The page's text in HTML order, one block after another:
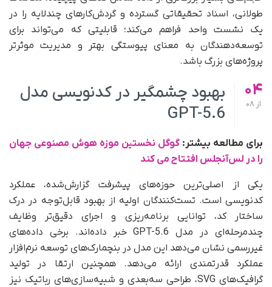
طولانی، اسناد تحقیقاتی گسترده و گردش‌کارهای چندلایه را در
یک نشست واحد فراهم می‌کند؛ قابلیتی که می‌تواند برای
توسعه‌دهندگان به معنای پیوستگی بهتر و مدیریت موثرتر
پروژه‌های بزرگ باشد.
04
از
بهبود چشمگیر در کدنویسی مدل
GPT-5.6
برای مطالعه بیشتر: گوگل نخستین موزه هوش مصنوعی جهان
را در لس‌آنجلس افتتاح می‌ کند
یکی از اصلی‌ترین حوزه‌های پیشرفت گزارش‌شده، عملکرد
کدنویسی است. تست‌کنندگان اولیه از بهبود قابل‌توجه در درک
ساختار کد، توانایی برنامه‌ریزی و اجرای دقیق‌تر وظایف
چندمرحله‌ای در مدل GPT-5.6 خبر داده‌اند. برخی داده‌های
غیررسمی نشان می‌دهد این مدل در بنچمارک‌های توسعه نرم‌افزار
عملکرد قدرتمندی ارائه می‌دهد. همچنین ارتقا در تولید
گرافیک‌های SVG، طراحی سه‌بعدی و شبیه‌سازی‌های رباتیک نیز